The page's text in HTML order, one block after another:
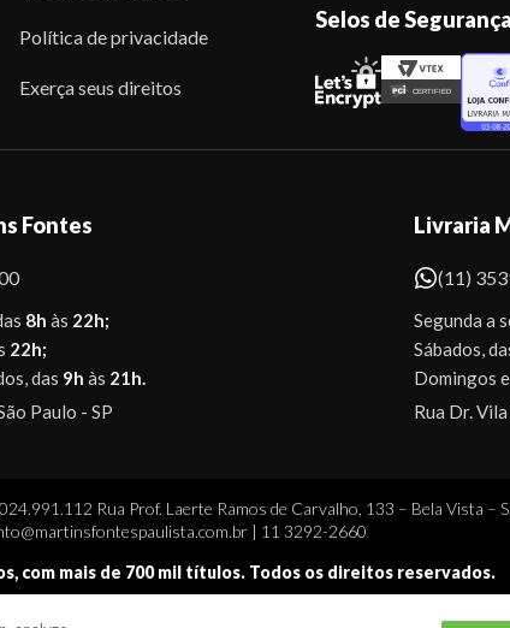
Política de privacidade
Exerça seus direitos
Selos de Segurança
Fontes
8h às 22h;
22h;
das 9h às 21h.
Paulo - SP
Livraria
(11)
Segunda a
Sábados,
Domingos
Rua Dr.
Rua Prof. Laerte Ramos de Carvalho, 133 – Bela Vista –
| 11 3292-2660
com mais de 700 mil títulos. Todos os direitos reservados.